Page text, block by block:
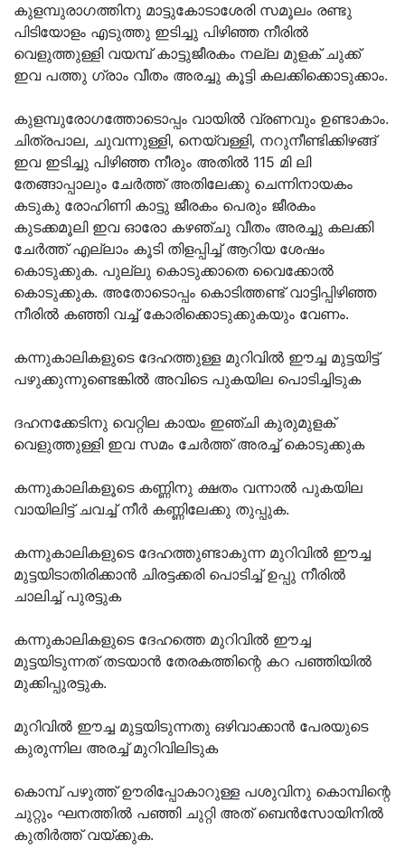
കുളമ്പുരാഗത്തിനു മാട്ടുകോടാശേരി സമൂലം രണ്ടു
പിടിയോളം എടുത്തു ഇടിച്ചു പിഴിഞ്ഞ നീരില്‍
വെളുത്തുള്ളി വയമ്പ് കാട്ടുജീരകം നല്ല മുളക് ചുക്ക്
ഇവ പത്തു ഗ്രാം വീതം അരച്ചു കൂട്ടി കലക്കിക്കൊടുക്കാം.
കുളമ്പുരോഗത്തോടൊപ്പം വായില്‍ വ്രണവും ഉണ്ടാകാം.
ചിത്രപാല, ചുവന്നുള്ളി, നെയ്‌വള്ളി, നറുനീണ്ടിക്കിഴങ്ങ്
ഇവ ഇടിച്ചു പിഴിഞ്ഞ നീരും അതില്‍ 115 മി ലി
തേങ്ങാപ്പാലും ചേര്‍ത്ത് അതിലേക്കു ചെന്നിനായകം
കടുകു രോഹിണി കാട്ടു ജീരകം പെരും ജീരകം
കുടക്കമൂലി ഇവ ഓരോ കഴഞ്ചു വീതം അരച്ചു കലക്കി
ചേര്‍ത്ത് എല്ലാം കൂടി തിളപ്പിച്ച് ആറിയ ശേഷം
കൊടുക്കുക. പുല്ലു കൊടുക്കാതെ വൈക്കോല്‍
കൊടുക്കുക. അതോടൊപ്പം കൊടിത്തണ്ട് വാട്ടിപ്പിഴിഞ്ഞ
നീരില്‍ കഞ്ഞി വച്ച് കോരിക്കൊടുക്കുകയും വേണം.
കന്നുകാലികളുടെ ദേഹത്തുള്ള മുറിവില്‍ ഈച്ച മുട്ടയിട്ട്
പഴുക്കുന്നുണ്ടെങ്കില്‍ അവിടെ പുകയില പൊടിച്ചിടുക
ദഹനക്കേടിനു വെറ്റില കായം ഇഞ്ചി കുരുമുളക്
വെളുത്തുള്ളി ഇവ സമം ചേര്‍ത്ത് അരച്ച് കൊടുക്കുക
കന്നുകാലികളൂടെ കണ്ണിനു ക്ഷതം വന്നാല്‍ പുകയില
വായിലിട്ട് ചവച്ച് നീര്‍ കണ്ണിലേക്കു തുപ്പുക.
കന്നുകാലികളുടെ ദേഹത്തുണ്ടാകുന്ന മുറിവില്‍ ഈച്ച
മുട്ടയിടാതിരിക്കാന്‍ ചിരട്ടക്കരി പൊടിച്ച് ഉപ്പു നീരില്‍
ചാലിച്ച് പുരട്ടുക
കന്നുകാലികളുടെ ദേഹത്തെ മുറിവില്‍ ഈച്ച
മുട്ടയിടുന്നത് തടയാന്‍ തേരകത്തിന്റെ കറ പഞ്ഞിയില്‍
മുക്കിപ്പുരട്ടുക.
മുറിവില്‍ ഈച്ച മുട്ടയിടുന്നതു ഒഴിവാക്കാന്‍ പേരയുടെ
കുരുന്നില അരച്ച് മുറിവിലിടുക
കൊമ്പ് പഴുത്ത് ഊരിപ്പോകാറുള്ള പശുവിനു കൊമ്പിന്റെ
ചുറ്റും ഘനത്തില്‍ പഞ്ഞി ചുറ്റി അത് ബെന്‍സോയിനില്‍
കുതിര്‍ത്ത് വയ്ക്കുക.